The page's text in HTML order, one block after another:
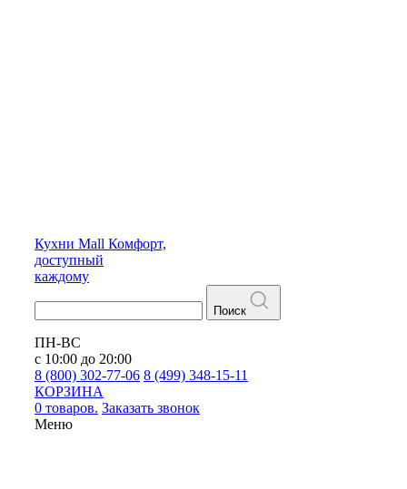
Кухни Mall Комфорт,
доступный
каждому
Поиск
ПН-ВС
с 10:00 до 20:00
8 (800) 302-77-06 8 (499) 348-15-11
КОРЗИНА
0 товаров. Заказать звонок
Меню